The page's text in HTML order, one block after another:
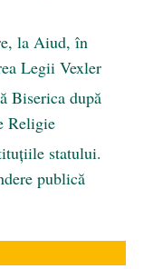
la Aiud, în
Legii Vexler
Biserica după
Religie
statului.
publică